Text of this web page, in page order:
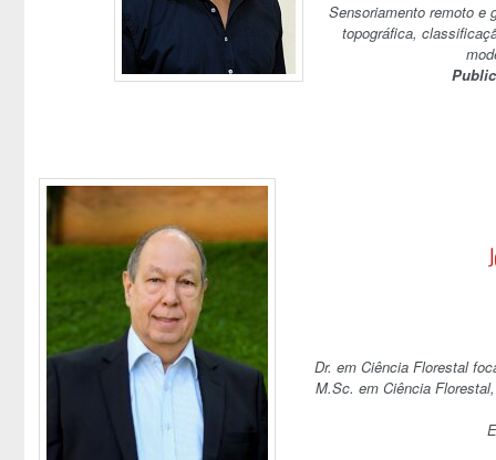
Sensoriamento remoto e
topográfica,
Dr. em Ciência Florestal
M.Sc. em Ciência